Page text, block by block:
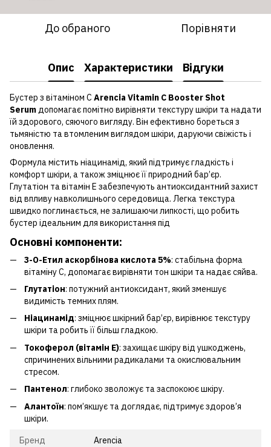
До обраного Порівняти
Опис Характеристики Відгуки
Бустер з вітаміном C Arencia Vitamin C Booster Shot
Serumдопомагає помітно вирівняти текстуру шкіри та надати
їй здорового, сяючого вигляду. Він ефективно бореться з
тьмяністю та втомленим виглядом шкіри, даруючи свіжість і
оновлення.
Формула містить ніацинамід, який підтримує гладкість і
комфорт шкіри, а також зміцнює її природний бар’єр.
Глутатіон та вітамін E забезпечують антиоксидантний захист
від впливу навколишнього середовища. Легка текстура
швидко поглинається, не залишаючи липкості, що робить
бустер ідеальним для використання під
Основні компоненти:
3-O-Етил аскорбінова кислота 5%: стабільна форма
вітаміну C, допомагає вирівняти тон шкіри та надає сяйва.
Глутатіон: потужний антиоксидант, який зменшує
видимість темних плям.
Ніацинамід: зміцнює шкірний бар’єр, вирівнює текстуру
шкіри та робить її більш гладкою.
Токоферол (вітамін E): захищає шкіру від ушкоджень,
спричинених вільними радикалами та окислювальним
стресом.
Пантенол: глибоко зволожує та заспокоює шкіру.
Алантоїн: пом’якшує та доглядає, підтримує здоров’я
шкіри.
Бренд Arencia